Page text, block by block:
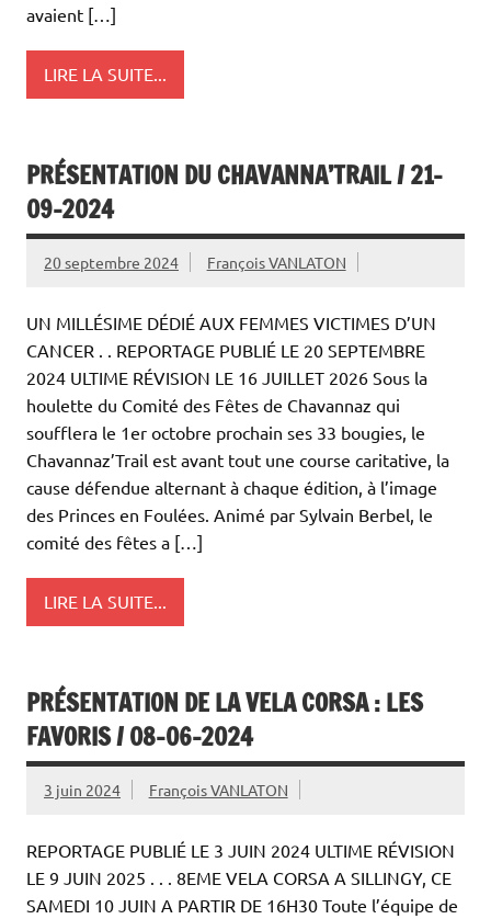
avaient […]
LIRE LA SUITE...
PRÉSENTATION DU CHAVANNA’TRAIL / 21-
09-2024
20 septembre 2024 François VANLATON
UN MILLÉSIME DÉDIÉ AUX FEMMES VICTIMES D’UN
CANCER . . REPORTAGE PUBLIÉ LE 20 SEPTEMBRE
2024 ULTIME RÉVISION LE 16 JUILLET 2026 Sous la
houlette du Comité des Fêtes de Chavannaz qui
soufflera le 1er octobre prochain ses 33 bougies, le
Chavannaz’Trail est avant tout une course caritative, la
cause défendue alternant à chaque édition, à l’image
des Princes en Foulées. Animé par Sylvain Berbel, le
comité des fêtes a […]
LIRE LA SUITE...
PRÉSENTATION DE LA VELA CORSA : LES
FAVORIS / 08-06-2024
3 juin 2024 François VANLATON
REPORTAGE PUBLIÉ LE 3 JUIN 2024 ULTIME RÉVISION
LE 9 JUIN 2025 . . . 8EME VELA CORSA A SILLINGY, CE
SAMEDI 10 JUIN A PARTIR DE 16H30 Toute l’équipe de